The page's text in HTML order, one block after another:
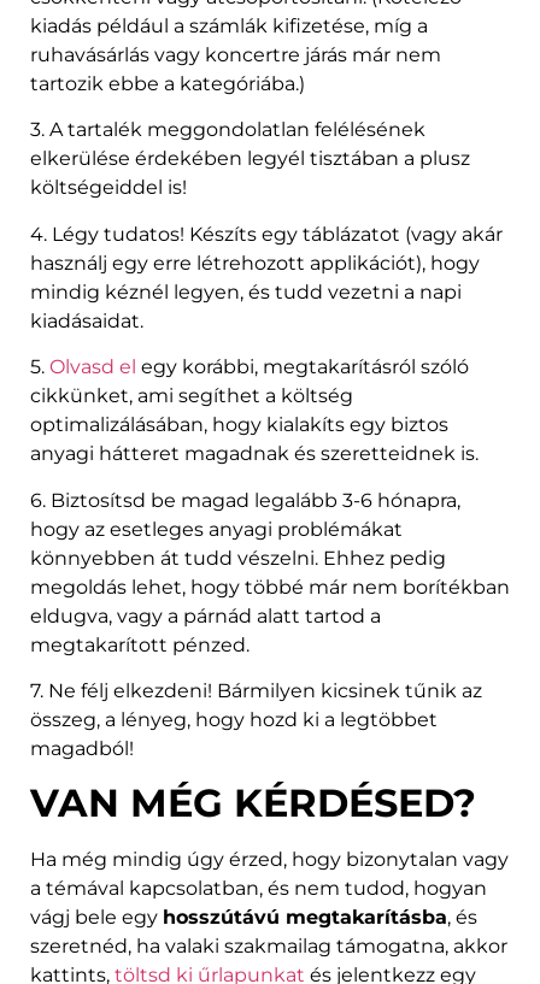
kiadás például a számlák kifizetése, míg a
ruhavásárlás vagy koncertre járás már nem
tartozik ebbe a kategóriába.)
3. A tartalék meggondolatlan felélésének
elkerülése érdekében legyél tisztában a plusz
költségeiddel is!
4. Légy tudatos! Készíts egy táblázatot (vagy akár
használj egy erre létrehozott applikációt), hogy
mindig kéznél legyen, és tudd vezetni a napi
kiadásaidat.
5. Olvasd el egy korábbi, megtakarításról szóló
cikkünket, ami segíthet a költség
optimalizálásában, hogy kialakíts egy biztos
anyagi hátteret magadnak és szeretteidnek is.
6. Biztosítsd be magad legalább 3-6 hónapra,
hogy az esetleges anyagi problémákat
könnyebben át tudd vészelni. Ehhez pedig
megoldás lehet, hogy többé már nem borítékban
eldugva, vagy a párnád alatt tartod a
megtakarított pénzed.
7. Ne félj elkezdeni! Bármilyen kicsinek tűnik az
összeg, a lényeg, hogy hozd ki a legtöbbet
magadból!
VAN MÉG KÉRDÉSED?
Ha még mindig úgy érzed, hogy bizonytalan vagy
a témával kapcsolatban, és nem tudod, hogyan
vágj bele egy hosszútávú megtakarításba, és
szeretnéd, ha valaki szakmailag támogatna, akkor
kattints, töltsd ki űrlapunkat és jelentkezz egy